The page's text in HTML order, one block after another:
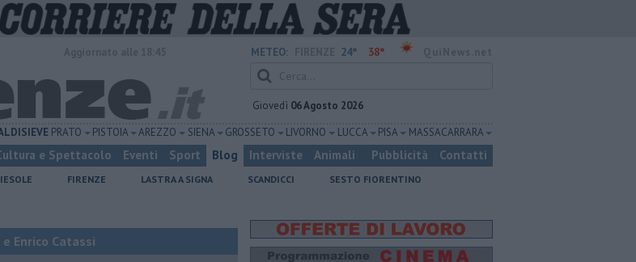
METEO: 24° 38°
Giovedì 06 Agosto 2026
PRATO PISTOIA AREZZO SIENA GROSSETO LIVORNO LUCCA PISA MASSA CARRARA
e Spettacolo Eventi Sport Blog Interviste Animali Pubblicità Contatti
FIRENZE LASTRA A SIGNA SCANDICCI
SESTO FIORENTINO
Enrico Catassi